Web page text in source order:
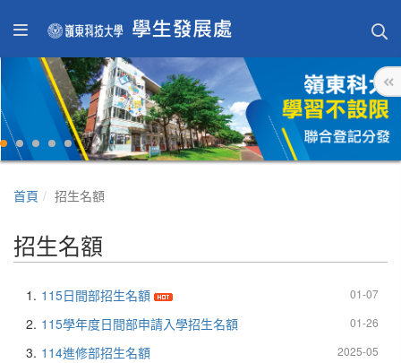
首頁 招生名額
招生名額
1. 01-07
115日間部招生名額
2.
01-26
115學年度日間部申請入學招生名額
3.
2025-05
114進修部招生名額